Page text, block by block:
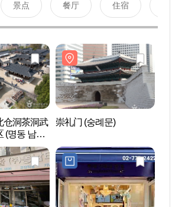
景点 餐厅 住宿
仓洞茶洞武
(명동 남대
무교동 관
崇礼门 (숭례문)